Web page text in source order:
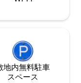
地内無料駐⁠車
ス⁠ペ⁠ー⁠ス